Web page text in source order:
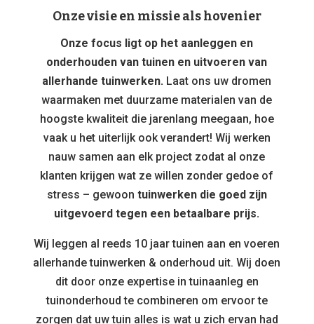
Onze visie en missie als hovenier
Onze focus ligt op het aanleggen en
onderhouden van tuinen en uitvoeren van
allerhande tuinwerken. Laat ons uw dromen
waarmaken met duurzame materialen van de
hoogste kwaliteit die jarenlang meegaan, hoe
vaak u het uiterlijk ook verandert! Wij werken
nauw samen aan elk project zodat al onze
klanten krijgen wat ze willen zonder gedoe of
stress – gewoon tuinwerken die goed zijn
uitgevoerd tegen een betaalbare prijs.
Wij leggen al reeds 10 jaar tuinen aan en voeren
allerhande tuinwerken & onderhoud uit. Wij doen
dit door onze expertise in tuinaanleg en
tuinonderhoud te combineren om ervoor te
zorgen dat uw tuin alles is wat u zich ervan had